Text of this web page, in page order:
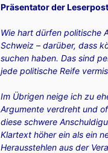
Präsentator der
Wie hart dürfen politische
Schweiz – darüber, dass
suchen haben. Das sind
jede politische Reife
Im Übrigen neige ich zu
Argumente verdreht und
diese schwere
Klartext höher ein als ein
Herausstehlen aus der